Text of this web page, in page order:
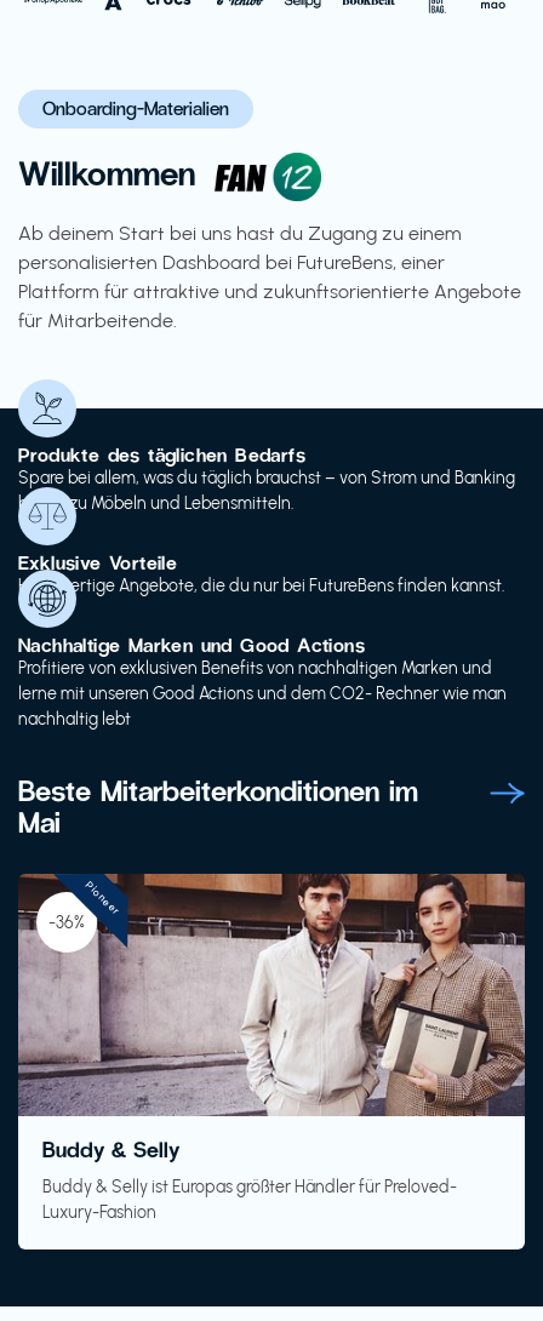
Onboarding-Materialien
Willkommen
Ab deinem Start bei uns hast du Zugang zu einem
personalisierten Dashboard bei FutureBens, einer
Plattform für attraktive und zukunftsorientierte Angebote
für Mitarbeitende.
Produkte des täglichen Bedarfs
Spare bei allem, was du täglich brauchst – von Strom und Banking
bis hin zu Möbeln und Lebensmitteln.
Exklusive Vorteile
Hochwertige Angebote, die du nur bei FutureBens finden kannst.
Nachhaltige Marken und Good Actions
Profitiere von exklusiven Benefits von nachhaltigen Marken und
lerne mit unseren Good Actions und dem CO2- Rechner wie man
nachhaltig lebt
Beste Mitarbeiterkonditionen im
Mai
-36%
Buddy & Selly
Buddy & Selly ist Europas größter Händler für Preloved-
Luxury-Fashion
Pioneer